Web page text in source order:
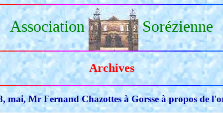
Association Sorézienne
Archives
mai, Mr Fernand Chazottes à Gorsse à propos de